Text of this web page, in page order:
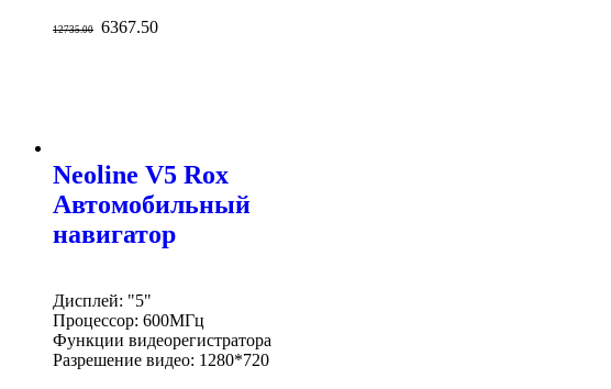
12735.00 6367.50
Neoline V5 Rox
Автомобильный
навигатор
Дисплей: "5"
Процессор: 600МГц
Функции видеорегистратора
Разрешение видео: 1280*720